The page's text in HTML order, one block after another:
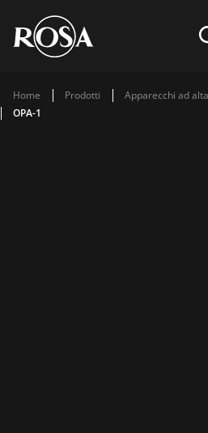
Home Prodotti
Apparecchi ad
OPA-1